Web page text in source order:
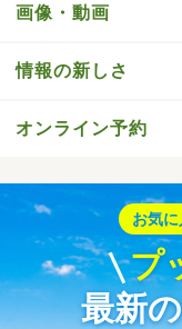
画像・動画
情報の新しさ
オンライン予約
お気
プ
最新